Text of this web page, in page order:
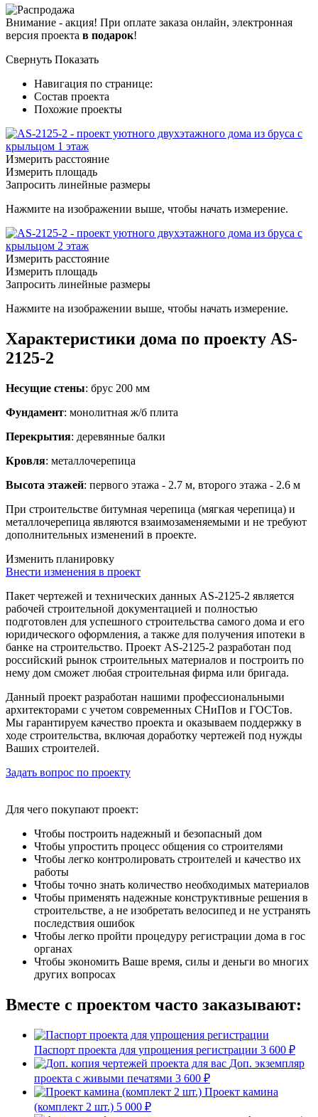
Внимание - акция! При оплате заказа онлайн, электронная
версия проекта в подарок!
Свернуть Показать
Навигация по странице:
Состав проекта
Похожие проекты
Измерить расстояние
Измерить площадь
Запросить линейные размеры
Нажмите на изображении выше, чтобы начать измерение.
Измерить расстояние
Измерить площадь
Запросить линейные размеры
Нажмите на изображении выше, чтобы начать измерение.
Характеристики дома по проекту AS-
2125-2
Несущие стены: брус 200 мм
Фундамент: монолитная ж/б плита
Перекрытия: деревянные балки
Кровля: металлочерепица
Высота этажей: первого этажа - 2.7 м, второго этажа - 2.6 м
При строительстве битумная черепица (мягкая черепица) и
металлочерепица являются взаимозаменяемыми и не требуют
дополнительных изменений в проекте.
Изменить планировку
Внести изменения в проект
Пакет чертежей и технических данных AS-2125-2 является
рабочей строительной документацией и полностью
подготовлен для успешного строительства самого дома и его
юридического оформления, а также для получения ипотеки в
банке на строительство. Проект AS-2125-2 разработан под
российский рынок строительных материалов и построить по
нему дом сможет любая строительная фирма или бригада.
Данный проект разработан нашими профессиональными
архитекторами с учетом современных СНиПов и ГОСТов.
Мы гарантируем качество проекта и оказываем поддержку в
ходе строительства, включая доработку чертежей под нужды
Ваших строителей.
Задать вопрос по проекту
Для чего покупают проект:
Чтобы построить надежный и безопасный дом
Чтобы упростить процесс общения со строителями
Чтобы легко контролировать строителей и качество их
работы
Чтобы точно знать количество необходимых материалов
Чтобы применять надежные конструктивные решения в
строительстве, а не изобретать велосипед и не устранять
последствия ошибок
Чтобы легко пройти процедуру регистрации дома в гос
органах
Чтобы экономить Ваше время, силы и деньги во многих
других вопросах
Вместе с проектом часто заказывают:
Паспорт проекта для упрощения регистрации 3 600 ₽
Доп. экземпляр
проекта с живыми печатями 3 600 ₽
Проект камина
(комплект 2 шт.) 5 000 ₽